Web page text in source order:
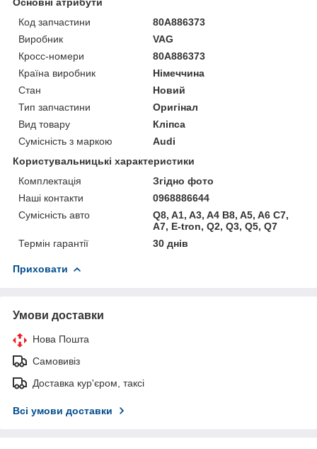
Код запчастини
80A886373
Виробник
VAG
Кросс-номери
80A886373
Країна виробник
Німеччина
Стан
Новий
Тип запчастини
Оригінал
Вид товару
Кліпса
Сумісність з маркою
Audi
Користувальницькі характеристики
Комплектація
Згідно фото
Наші контакти
0968886644
Сумісність авто
Q8, A1, A3, A4 B8, A5, A6 C7,
A7, E-tron, Q2, Q3, Q5, Q7
Термін гарантії
30 днів
Приховати
Умови доставки
Нова Пошта
Самовивіз
Доставка кур'єром, таксі
Всі умови доставки